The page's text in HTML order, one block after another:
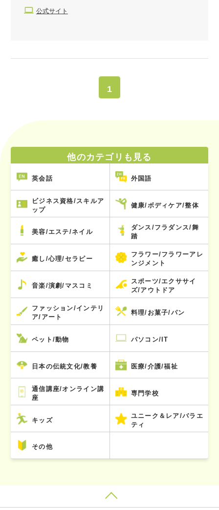
公式サイト
1
他のカテゴリも見る
英会話 外国語
ビジネス資格/スキルア
ップ
健康/ボディケア/整体
美容/エステ/ネイル
ダンス/フラダンス/舞
踏
癒し/心理/セラピー
フラワー/フラワーアレ
ンジメント
音楽/演劇/マスコミ
スポーツ/エクササイ
ズ/アウトドア
ファッション/インテリ
ア/アート
料理/お菓子/パン
ペット/動物 パソコン/IT
日本の伝統文化/教養 医療/介護/福祉
通信講座/オンライン講
座
専門学校
キッズ
ユニーク＆レア/バラエ
ティ
その他